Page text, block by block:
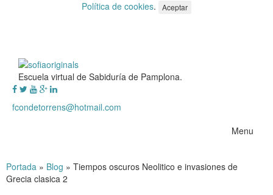
Política de cookies. Aceptar
Escuela virtual de Sabiduría de Pamplona.
fcondetorrens@hotmail.com
Menu
Portada » Blog » Tiempos oscuros Neolitico e invasiones de
Grecia clasica 2